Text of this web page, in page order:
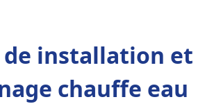
de installation et
chauffe eau